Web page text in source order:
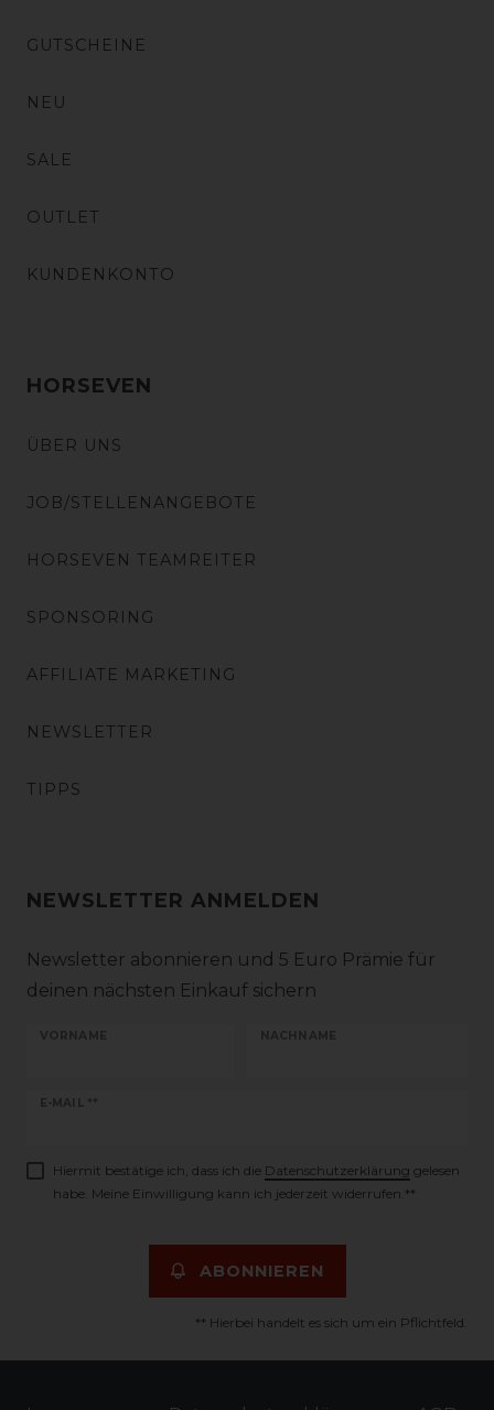
GUTSCHEINE
NEU
SALE
OUTLET
KUNDENKONTO
HORSEVEN
ÜBER UNS
JOB/STELLENANGEBOTE
HORSEVEN TEAMREITER
SPONSORING
AFFILIATE MARKETING
NEWSLETTER
TIPPS
NEWSLETTER ANMELDEN
Newsletter abonnieren und 5 Euro Prämie für
deinen nächsten Einkauf sichern
VORNAME NACHNAME
E-MAIL **
Newsletter
Hiermit bestätige ich, dass ich die Daten­schutz­erklärung gelesen
habe. Meine Einwilligung kann ich jederzeit widerrufen.**
ABONNIEREN
** Hierbei handelt es sich um ein Pflichtfeld.